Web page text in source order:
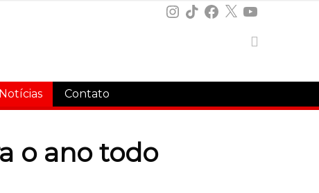
Instagram
TikTokFacebook
X YouTube
Contato
o ano todo